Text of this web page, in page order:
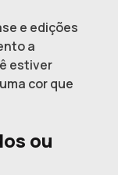
e edições
a
estiver
cor que
ou